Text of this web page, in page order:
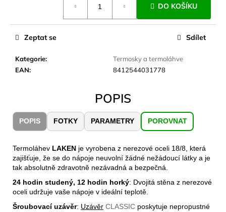
DO KOŠÍKU
Kategorie:
Termosky a termoláhve
EAN: 8412544031778
Zeptat se Sdílet
POPIS
POPIS FOTKY PARAMETRY POROVNAT
Termoláhev LAKEN je vyrobena z nerezové oceli 18/8, která
zajišťuje, že se do nápoje neuvolní žádné nežádoucí látky a je
tak absolutně zdravotně nezávadná a bezpečná.
24 hodin studený, 12 hodin horký: Dvojitá stěna z nerezové
oceli udržuje vaše nápoje v ideální teplotě.
Šroubovací uzávěr: Uzávěr CLASSIC poskytuje nepropustné
o
p
u
e
m
CARNOSPORT
100
ML
899